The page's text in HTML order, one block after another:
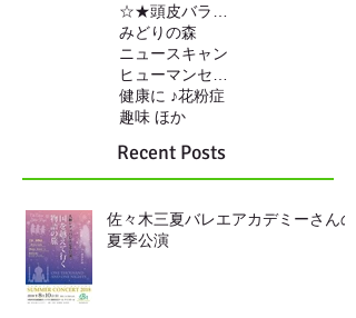
みどりの森
ニュースキャン
健康に ♪花粉症
趣味 ほか
Recent Posts
佐々木三夏バレエアカデミーさんの
夏季公演